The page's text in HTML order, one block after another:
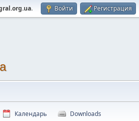
. Войти Регистрация
Календарь Downloads